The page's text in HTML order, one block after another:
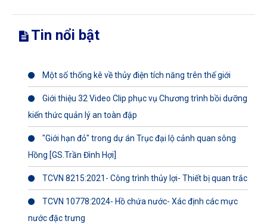
Tin nổi bật
Một số thống kê về thủy điện tích năng trên thế giới
Giới thiệu 32 Video Clip phục vụ Chương trình bồi dưỡng
kiến thức quản lý an toàn đập
"Giới hạn đỏ" trong dự án Trục đại lộ cảnh quan sông
Hồng [GS.Trần Đình Hợi]
TCVN 8215:2021- Công trình thủy lợi- Thiết bị quan trắc
TCVN 10778:2024- Hồ chứa nước- Xác định các mực
nước đặc trưng